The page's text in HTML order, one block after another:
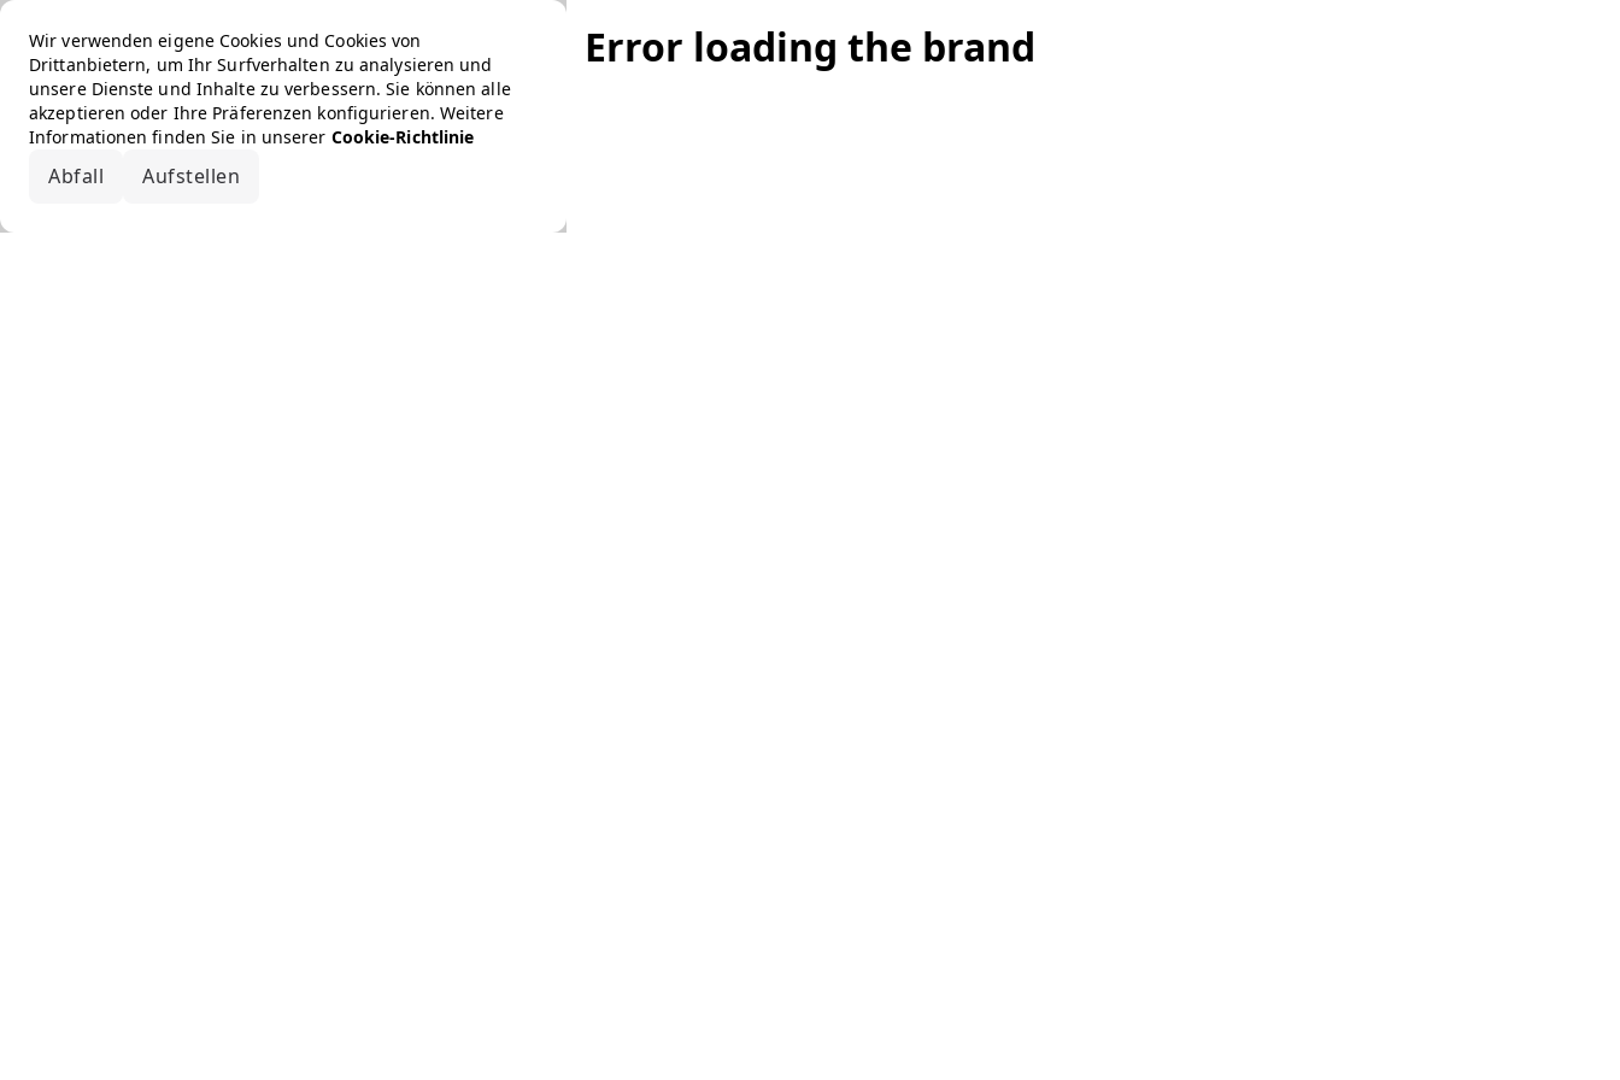
Wir verwenden eigene Cookies und Cookies von
Drittanbietern, um Ihr Surfverhalten zu analysieren und
unsere Dienste und Inhalte zu verbessern. Sie können alle
akzeptieren oder Ihre Präferenzen konfigurieren. Weitere
Informationen finden Sie in unserer Cookie-Richtlinie
Abfall Aufstellen
Error loading the brand